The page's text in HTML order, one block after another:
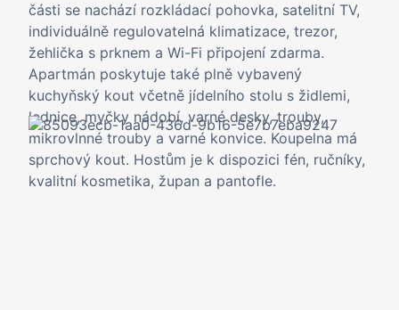
části se nachází rozkládací pohovka, satelitní TV,
individuálně regulovatelná klimatizace, trezor,
žehlička s prknem a Wi-Fi připojení zdarma.
Apartmán poskytuje také plně vybavený
kuchyňský kout včetně jídelního stolu s židlemi,
lednice, myčky nádobí, varné desky, trouby,
mikrovlnné trouby a varné konvice. Koupelna má
sprchový kout. Hostům je k dispozici fén, ručníky,
kvalitní kosmetika, župan a pantofle.